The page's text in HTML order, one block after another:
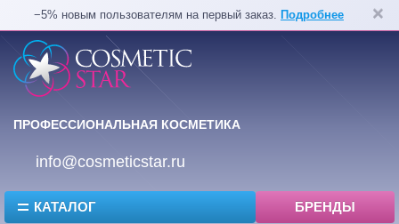
−5% новым пользователям на первый заказ. Подробнее
ПРОФЕССИОНАЛЬНАЯ КОСМЕТИКА
info@cosmeticstar.ru
КАТАЛОГ БРЕНДЫ